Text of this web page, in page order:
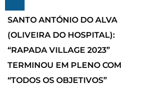
SANTO ANTÓNIO DO ALVA
(OLIVEIRA DO HOSPITAL):
“RAPADA VILLAGE 2023”
TERMINOU EM PLENO COM
“TODOS OS OBJETIVOS”